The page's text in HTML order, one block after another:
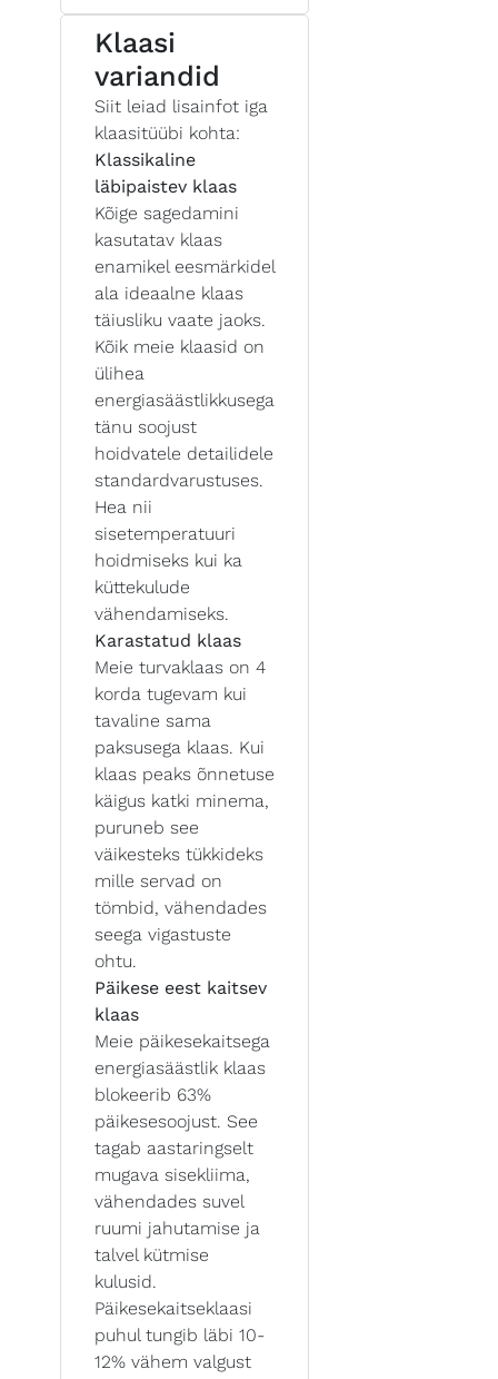
Klaasi
variandid
Siit leiad lisainfot iga
klaasitüübi kohta:
Klassikaline
läbipaistev klaas
Kõige sagedamini
kasutatav klaas
enamikel eesmärkidel
ala ideaalne klaas
täiusliku vaate jaoks.
Kõik meie klaasid on
ülihea
energiasäästlikkusega
tänu soojust
hoidvatele detailidele
standardvarustuses.
Hea nii
sisetemperatuuri
hoidmiseks kui ka
küttekulude
vähendamiseks.
Karastatud klaas
Meie turvaklaas on 4
korda tugevam kui
tavaline sama
paksusega klaas. Kui
klaas peaks õnnetuse
käigus katki minema,
puruneb see
väikesteks tükkideks
mille servad on
tömbid, vähendades
seega vigastuste
ohtu.
Päikese eest kaitsev
klaas
Meie päikesekaitsega
energiasäästlik klaas
blokeerib 63%
päikesesoojust. See
tagab aastaringselt
mugava sisekliima,
vähendades suvel
ruumi jahutamise ja
talvel kütmise
kulusid.
Päikesekaitseklaasi
puhul tungib läbi 10-
12% vähem valgust